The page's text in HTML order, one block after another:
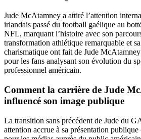
Jude McAtamney a attiré l’attention
irlandais passé du football gaélique au
NFL, marquant l’histoire avec son
transformation athlétique remarquable et
charismatique ont fait de Jude
pour les fans analysant son évolution du
professionnel américain.
Comment la carrière de Jude
influencé son image publique
La transition sans précédent de Jude du
attention accrue à sa présentation publique